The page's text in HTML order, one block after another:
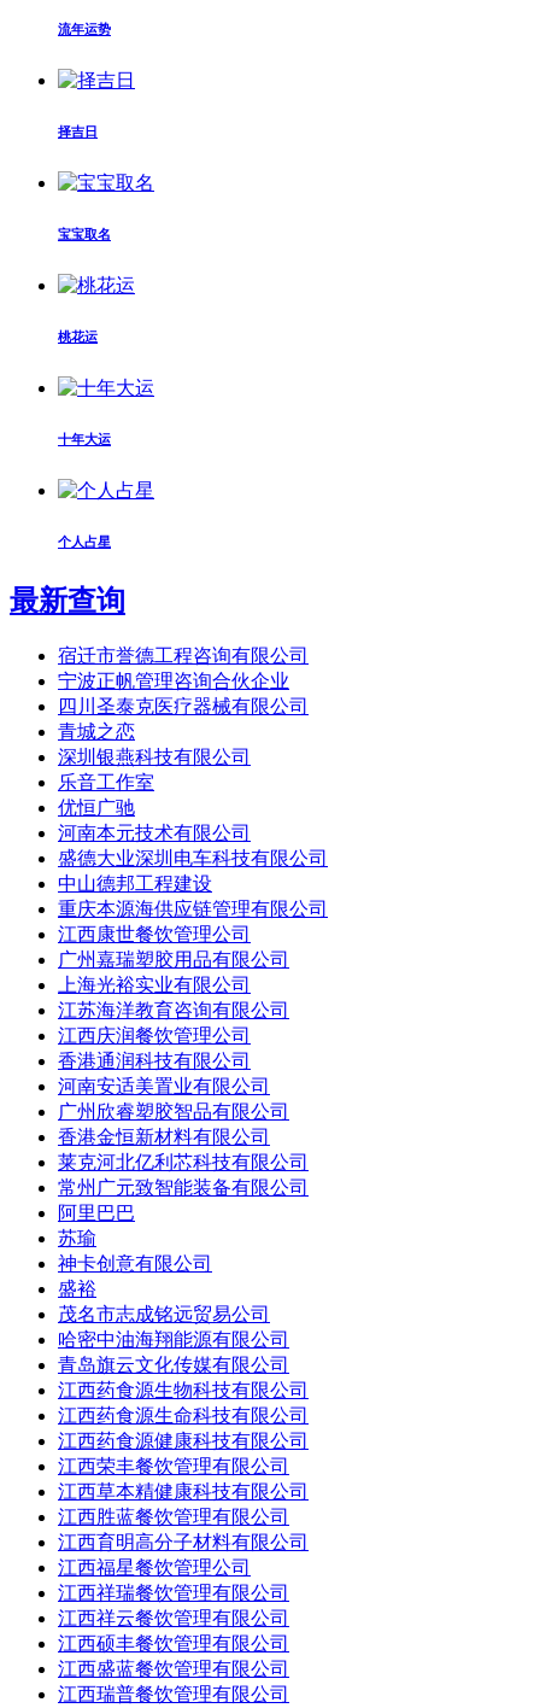
流年运势
择吉日
宝宝取名
桃花运
十年大运
个人占星
最新查询
宿迁市誉德工程咨询有限公司
宁波正帆管理咨询合伙企业
四川圣泰克医疗器械有限公司
青城之恋
深圳银燕科技有限公司
乐音工作室
优恒广驰
河南本元技术有限公司
盛德大业深圳电车科技有限公司
中山德邦工程建设
重庆本源海供应链管理有限公司
江西康世餐饮管理公司
广州嘉瑞塑胶用品有限公司
上海光裕实业有限公司
江苏海洋教育咨询有限公司
江西庆润餐饮管理公司
香港通润科技有限公司
河南安适美置业有限公司
广州欣睿塑胶智品有限公司
香港金恒新材料有限公司
莱克河北亿利芯科技有限公司
常州广元致智能装备有限公司
阿里巴巴
苏瑜
神卡创意有限公司
盛裕
茂名市志成铭远贸易公司
哈密中油海翔能源有限公司
青岛旗云文化传媒有限公司
江西药食源生物科技有限公司
江西药食源生命科技有限公司
江西药食源健康科技有限公司
江西荣丰餐饮管理有限公司
江西草本精健康科技有限公司
江西胜蓝餐饮管理有限公司
江西育明高分子材料有限公司
江西福星餐饮管理公司
江西祥瑞餐饮管理有限公司
江西祥云餐饮管理有限公司
江西硕丰餐饮管理有限公司
江西盛蓝餐饮管理有限公司
江西瑞普餐饮管理有限公司